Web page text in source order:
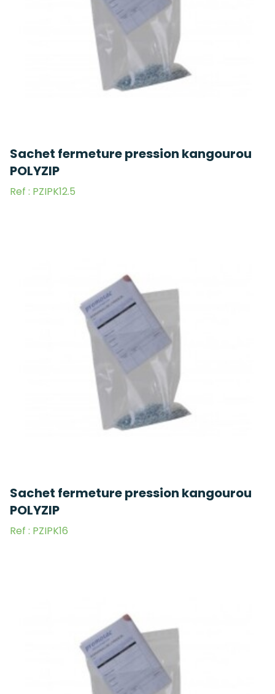
Sachet fermeture pression kangourou
POLYZIP
Ref : PZIPK12.5
Sachet fermeture pression kangourou
POLYZIP
Ref : PZIPK16